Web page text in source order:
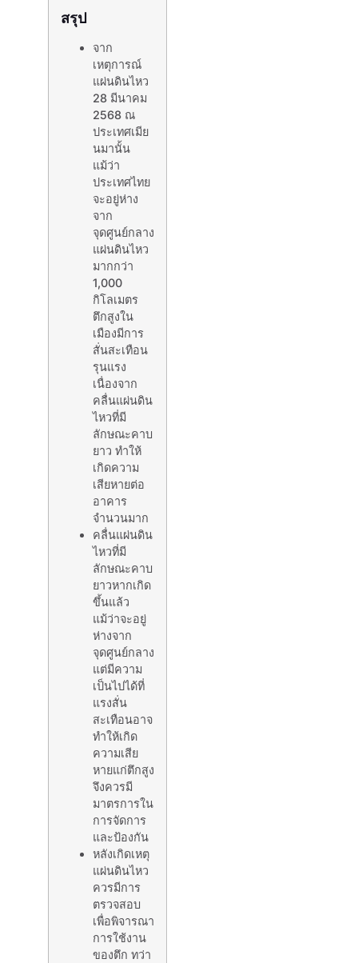
สรุป
จาก
เหตุการณ์
แผ่นดินไหว
28 มีนาคม
2568 ณ
ประเทศเมีย
นมานั้น
แม้ว่า
ประเทศไทย
จะอยู่ห่าง
จาก
จุดศูนย์กลาง
แผ่นดินไหว
มากกว่า
1,000
กิโลเมตร
ตึกสูงใน
เมืองมีการ
สั่นสะเทือน
รุนแรง
เนื่องจาก
คลื่นแผ่นดิน
ไหวที่มี
ลักษณะคาบ
ยาว ทำให้
เกิดความ
เสียหายต่อ
อาคาร
จำนวนมาก
คลื่นแผ่นดิน
ไหวที่มี
ลักษณะคาบ
ยาวหากเกิด
ขึ้นแล้ว
แม้ว่าจะอยู่
ห่างจาก
จุดศูนย์กลาง
แต่มีความ
เป็นไปได้ที่
แรงสั่น
สะเทือนอาจ
ทำให้เกิด
ความเสีย
หายแก่ตึกสูง
จึงควรมี
มาตรการใน
การจัดการ
และป้องกัน
หลังเกิดเหตุ
แผ่นดินไหว
ควรมีการ
ตรวจสอบ
เพื่อพิจารณา
การใช้งาน
ของตึก ทว่า